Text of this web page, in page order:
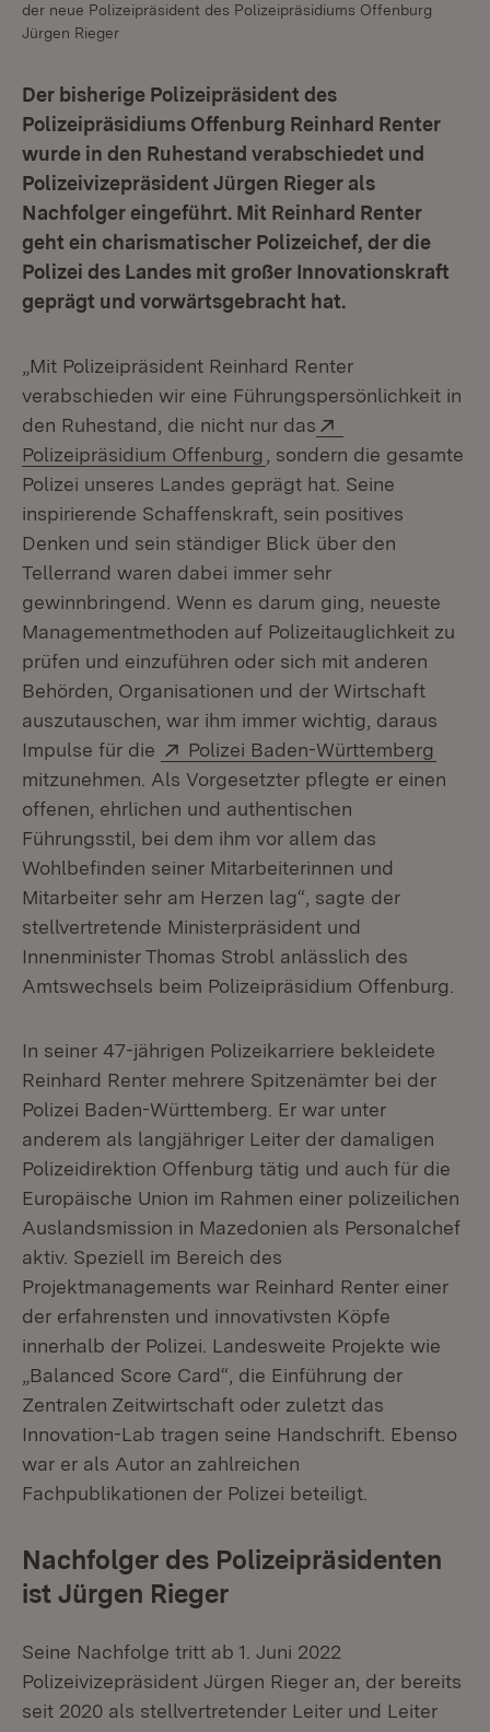
der neue Polizeipräsident des Polizeipräsidiums Offenburg
Jürgen Rieger
Der bisherige Polizeipräsident des
Polizeipräsidiums Offenburg Reinhard Renter
wurde in den Ruhestand verabschiedet und
Polizeivizepräsident Jürgen Rieger als
Nachfolger eingeführt. Mit Reinhard Renter
geht ein charismatischer Polizeichef, der die
Polizei des Landes mit großer Innovationskraft
geprägt und vorwärtsgebracht hat.
„Mit Polizeipräsident Reinhard Renter
verabschieden wir eine Führungspersönlichkeit in
den Ruhestand, die nicht nur das
Polizeipräsidium Offenburg (Öffnet in neuem
, sondern die gesamte
Polizei unseres Landes geprägt hat. Seine
inspirierende Schaffenskraft, sein positives
Denken und sein ständiger Blick über den
Tellerrand waren dabei immer sehr
gewinnbringend. Wenn es darum ging, neueste
Managementmethoden auf Polizeitauglichkeit zu
prüfen und einzuführen oder sich mit anderen
Behörden, Organisationen und der Wirtschaft
auszutauschen, war ihm immer wichtig, daraus
Impulse für die
Extern:
Polizei Baden-Württemberg
mitzunehmen. Als Vorgesetzter pflegte er einen
offenen, ehrlichen und authentischen
Führungsstil, bei dem ihm vor allem das
Wohlbefinden seiner Mitarbeiterinnen und
Mitarbeiter sehr am Herzen lag“, sagte der
stellvertretende Ministerpräsident und
Innenminister Thomas Strobl anlässlich des
Amtswechsels beim Polizeipräsidium Offenburg.
In seiner 47-jährigen Polizeikarriere bekleidete
Reinhard Renter mehrere Spitzenämter bei der
Polizei Baden-Württemberg. Er war unter
anderem als langjähriger Leiter der damaligen
Polizeidirektion Offenburg tätig und auch für die
Europäische Union im Rahmen einer polizeilichen
Auslandsmission in Mazedonien als Personalchef
aktiv. Speziell im Bereich des
Projektmanagements war Reinhard Renter einer
der erfahrensten und innovativsten Köpfe
innerhalb der Polizei. Landesweite Projekte wie
„Balanced Score Card“, die Einführung der
Zentralen Zeitwirtschaft oder zuletzt das
Innovation-Lab tragen seine Handschrift. Ebenso
war er als Autor an zahlreichen
Fachpublikationen der Polizei beteiligt.
Nachfolger des Polizeipräsidenten
ist Jürgen Rieger
Seine Nachfolge tritt ab 1. Juni 2022
Polizeivizepräsident Jürgen Rieger an, der bereits
seit 2020 als stellvertretender Leiter und Leiter